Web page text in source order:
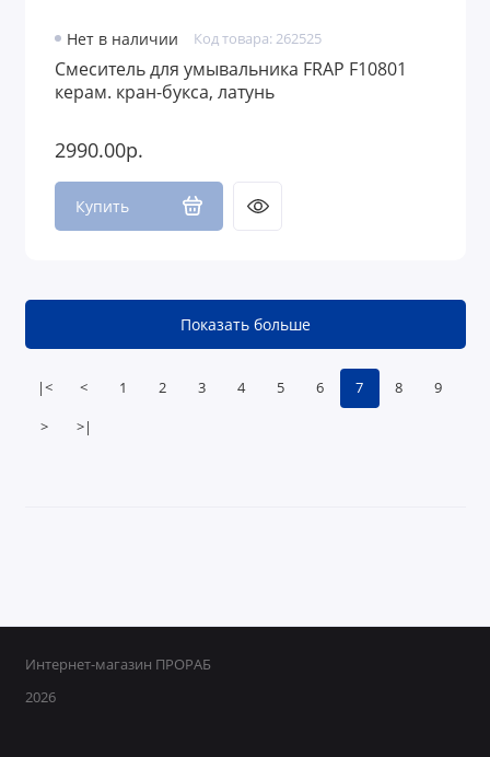
Нет в наличии Код товара: 262525
Смеситель для умывальника FRAP F10801
керам. кран-букса, латунь
2990.00р.
Купить
|< < 1 2 3 4 5 6 7 8 9
> >|
Показать больше
Интернет-магазин ПРОРАБ
2026